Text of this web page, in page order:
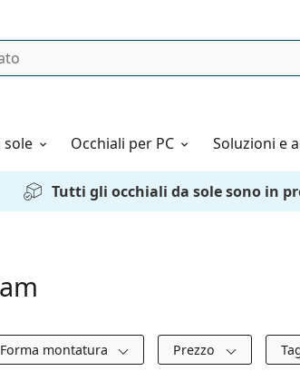
sole Occhiali per PC Soluzioni e
Tutti gli occhiali da sole sono in
Forma montatura Prezzo